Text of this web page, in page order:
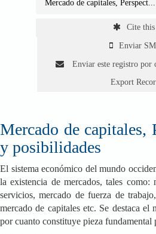
Mercado de capitales, Perspect...
Cite this
Enviar
Enviar este registro por
Export
Mercado de capitales,
y posibilidades
El sistema económico del mundo
la existencia de mercados, tales como:
servicios, mercado de fuerza de
mercado de capitales etc. Se destaca el
por cuanto constituye pieza fundamental